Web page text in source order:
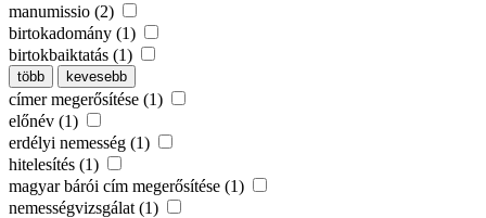
manumissio (2)
birtokadomány (1)
birtokbaiktatás (1)
több kevesebb
címer megerősítése (1)
előnév (1)
erdélyi nemesség (1)
hitelesítés (1)
magyar bárói cím megerősítése (1)
nemességvizsgálat (1)